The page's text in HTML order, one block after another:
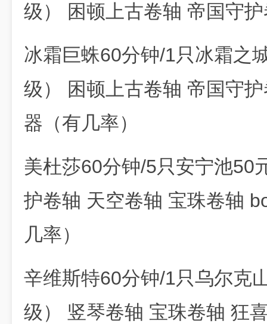
级） 困顿上古卷轴 帝国守
冰霜巨蛛60分钟/1只冰霜之
级） 困顿上古卷轴 帝国守
器（有几率）
美杜莎60分钟/5只安宁池50
护卷轴 天空卷轴 宝珠卷轴
几率）
辛维斯特60分钟/1只乌尔克
级） 竖琴卷轴 宝珠卷轴 狂